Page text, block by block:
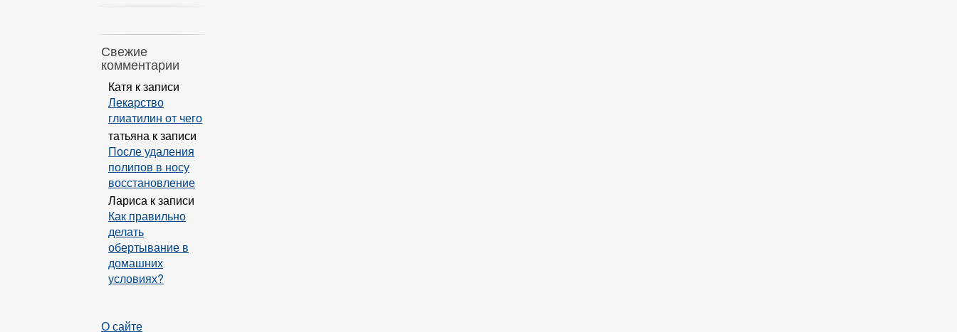
Свежие
комментарии
Катя к записи
Лекарство
глиатилин от чего
татьяна к записи
После удаления
полипов в носу
восстановление
Лариса к записи
Как правильно
делать
обертывание в
домашних
условиях?
О сайте